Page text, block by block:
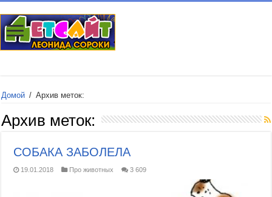
Домой / Архив меток:
Архив меток:
СОБАКА ЗАБОЛЕЛА
19.01.2018 Про животных 3 609